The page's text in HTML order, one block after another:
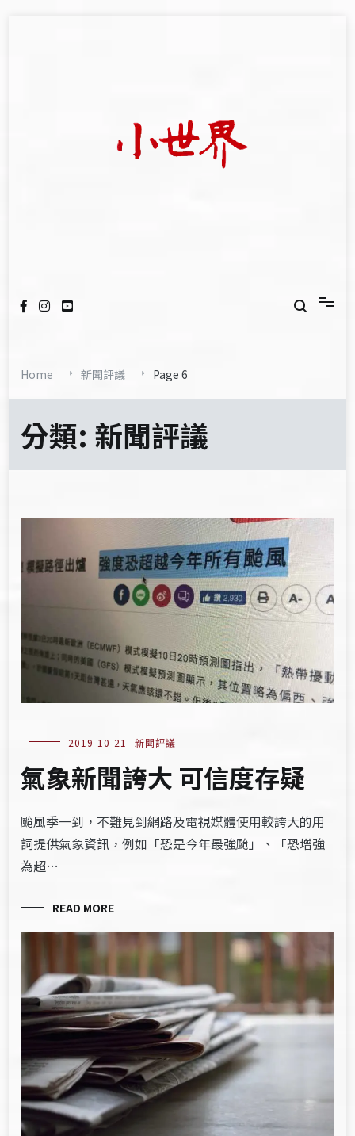
Home 新聞評議 Page 6
分類: 新聞評議
2019-10-21 新聞評議
氣象新聞誇大 可信度存疑
颱風季一到，不難見到網路及電視媒體使用較誇大的用
詞提供氣象資訊，例如「恐是今年最強颱」、「恐增強
為超…
READ MORE